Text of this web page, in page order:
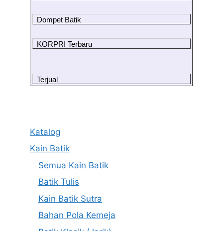
Dompet Batik
KORPRI Terbaru
Terjual
Katalog
Kain Batik
Semua Kain Batik
Batik Tulis
Kain Batik Sutra
Bahan Pola Kemeja